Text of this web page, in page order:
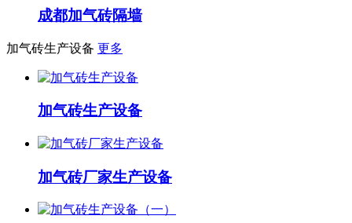
成都加气砖隔墙
加气砖生产设备 更多
加气砖生产设备
加气砖厂家生产设备